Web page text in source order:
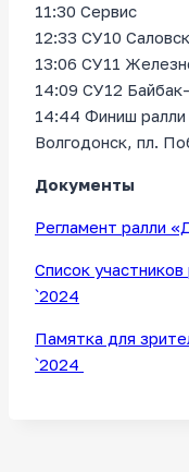
11:30 Сервис
12:33 СУ10
13:06 СУ11
14:09 СУ12
14:44 Финиш ралли
Волгодонск, пл.
Документы
Регламент ралли
Список
`2024
Памятка для
`2024